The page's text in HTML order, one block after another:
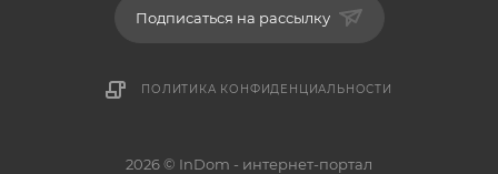
Подписаться на рассылку
ПОЛИТИКА КОНФИДЕНЦИАЛЬНОСТИ
2026 © InDom - интернет-портал